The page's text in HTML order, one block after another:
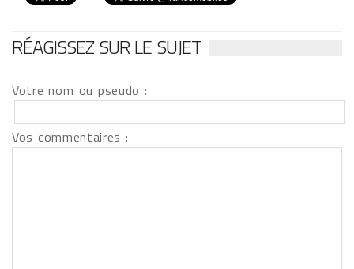
RÉAGISSEZ SUR LE SUJET
Votre nom ou pseudo :
Vos commentaires :